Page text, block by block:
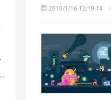
2019/1/16 12:19:14